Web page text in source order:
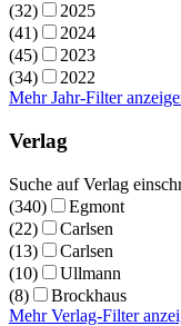
(32)
2025
(41)
2024
(45)
2023
(34)
2022
Mehr Jahr-Filter
Verlag
Suche auf Verlag
(340)
Egmont
(22)
Carlsen
(13)
Carlsen
(10)
Ullmann
(8)
Brockhaus
Mehr Verlag-Filter